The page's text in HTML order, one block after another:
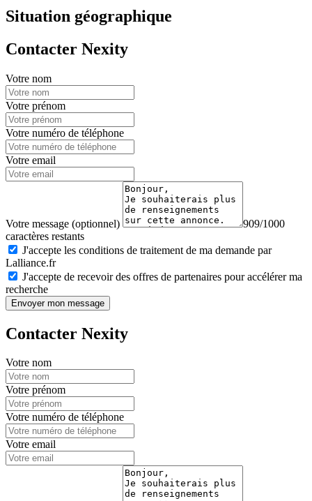
Situation géographique
Contacter Nexity
Votre nom
Votre prénom
Votre numéro de téléphone
Votre email
Votre message (optionnel)
909/1000
caractères restants
J'accepte les conditions de traitement de ma demande par
Lalliance.fr
J'accepte de recevoir des offres de partenaires pour accélérer ma
recherche
Envoyer mon message
Contacter Nexity
Votre nom
Votre prénom
Votre numéro de téléphone
Votre email